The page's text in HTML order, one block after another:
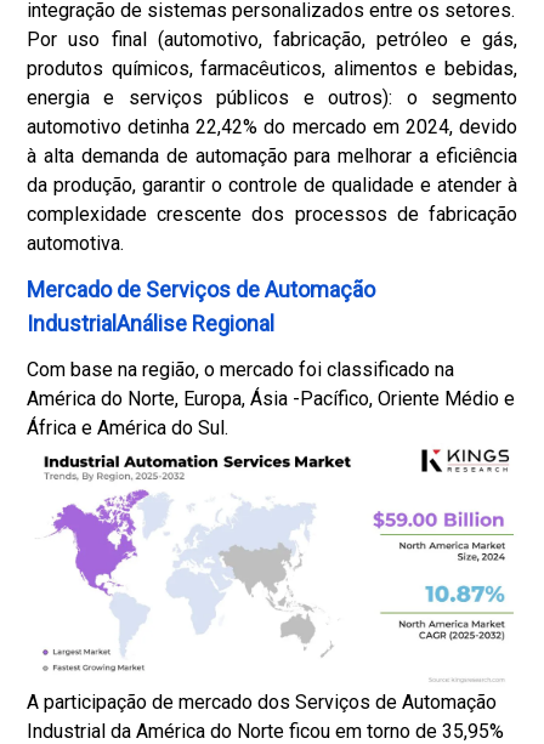
integração de sistemas personalizados entre os setores.
Por uso final (automotivo, fabricação, petróleo e gás,
produtos químicos, farmacêuticos, alimentos e bebidas,
energia e serviços públicos e outros): o segmento
automotivo detinha 22,42% do mercado em 2024, devido
à alta demanda de automação para melhorar a eficiência
da produção, garantir o controle de qualidade e atender à
complexidade crescente dos processos de fabricação
automotiva.
Mercado de Serviços de Automação
IndustrialAnálise Regional
Com base na região, o mercado foi classificado na
América do Norte, Europa, Ásia -Pacífico, Oriente Médio e
África e América do Sul.
A participação de mercado dos Serviços de Automação
Industrial da América do Norte ficou em torno de 35,95%